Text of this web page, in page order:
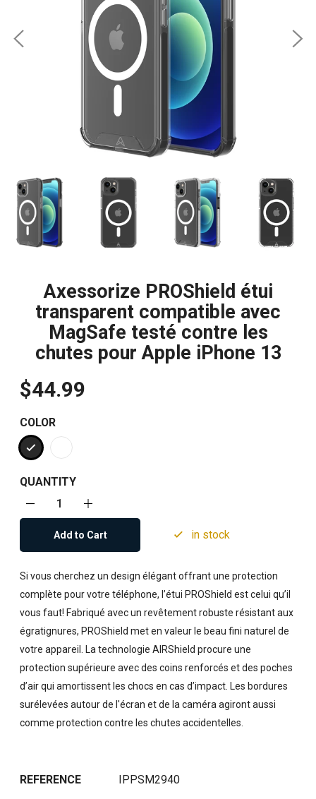
Axessorize PROShield étui
transparent compatible avec
MagSafe testé contre les
chutes pour Apple iPhone 13
$44.99
COLOR
QUANTITY
Add to Cart in stock
Si vous cherchez un design élégant offrant une protection
complète pour votre téléphone, l’étui PROShield est celui qu’il
vous faut! Fabriqué avec un revêtement robuste résistant aux
égratignures, PROShield met en valeur le beau fini naturel de
votre appareil. La technologie AIRShield procure une
protection supérieure avec des coins renforcés et des poches
d’air qui amortissent les chocs en cas d’impact. Les bordures
surélevées autour de l'écran et de la caméra agiront aussi
comme protection contre les chutes accidentelles.
REFERENCE IPPSM2940